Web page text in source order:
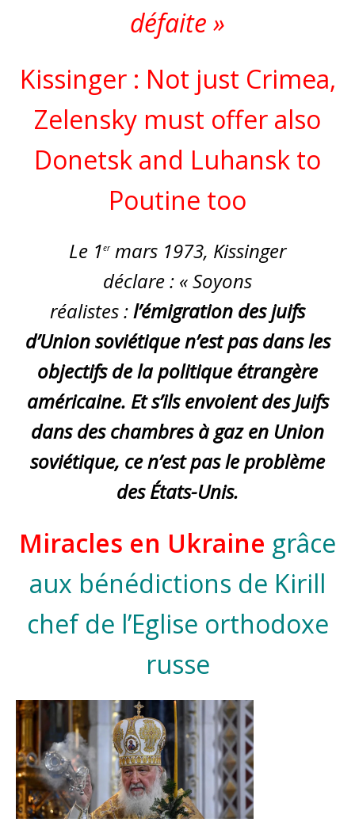
défaite »
Kissinger : Not just Crimea,
Zelensky must offer also
Donetsk and Luhansk to
Poutine too
Le 1ermars 1973, Kissinger
déclare : « Soyons
réalistes :l’émigration des juifs
d’Union soviétique n’est pas dans les
objectifs de la politique étrangère
américaine. Et s’ils envoient des Juifs
dans des chambres à gaz en Union
soviétique, ce n’est pas le problème
des États-Unis.
Miracles en Ukraine grâce
aux bénédictions de Kirill
chef de l’Eglise orthodoxe
russe